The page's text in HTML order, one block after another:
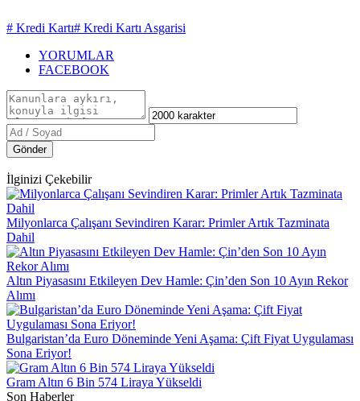
# Kredi Kartı# Kredi Kartı Asgarisi
YORUMLAR
FACEBOOK
Gönder
İlginizi Çekebilir
Milyonlarca Çalışanı Sevindiren Karar: Primler Artık Tazminata
Dahil
Altın Piyasasını Etkileyen Dev Hamle: Çin’den Son 10 Ayın Rekor
Alımı
Bulgaristan’da Euro Döneminde Yeni Aşama: Çift Fiyat Uygulaması
Sona Eriyor!
Gram Altın 6 Bin 574 Liraya Yükseldi
Son Haberler